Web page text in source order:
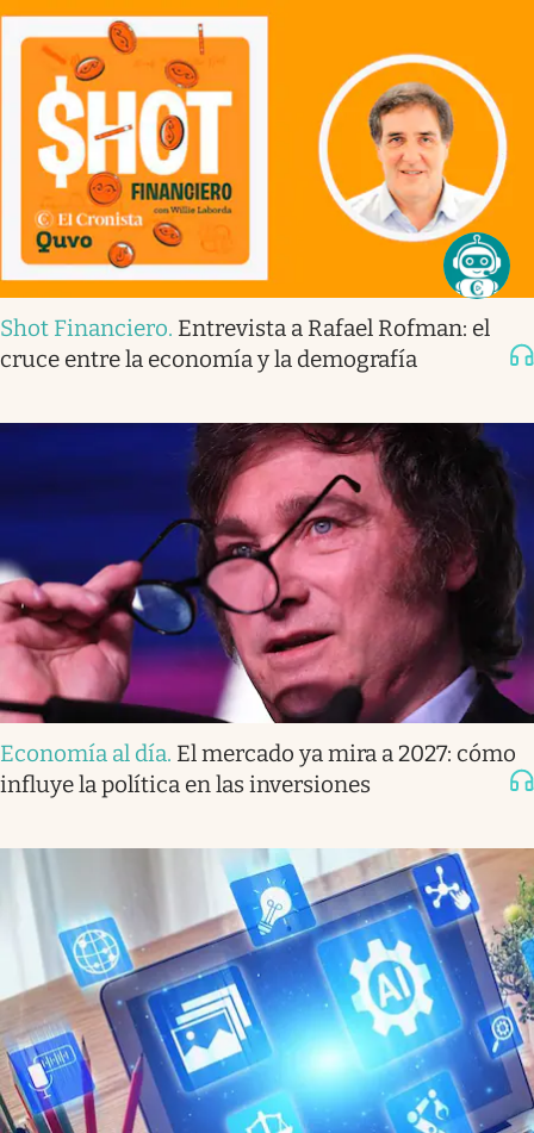
Shot Financiero. Entrevista a Rafael Rofman: el
cruce entre la economía y la demografía
Economía al día. El mercado ya mira a 2027: cómo
influye la política en las inversiones